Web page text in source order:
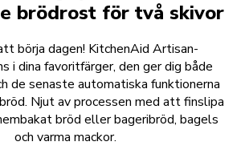
brödrost för två skivor
börja dagen! KitchenAid Artisan-
i dina favoritfärger, den ger dig både
de senaste automatiska funktionerna
Njut av processen med att finslipa
bröd eller bageribröd, bagels
och varma mackor.